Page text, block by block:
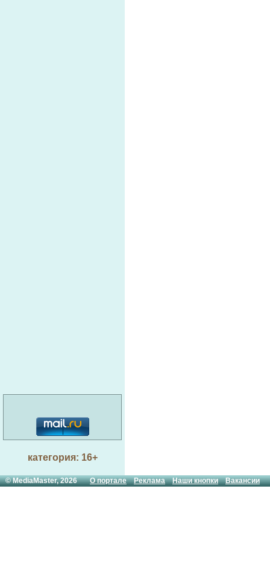
категория: 16+
© MediaMaster, 2026О портале Реклама Наши кнопки Вакансии